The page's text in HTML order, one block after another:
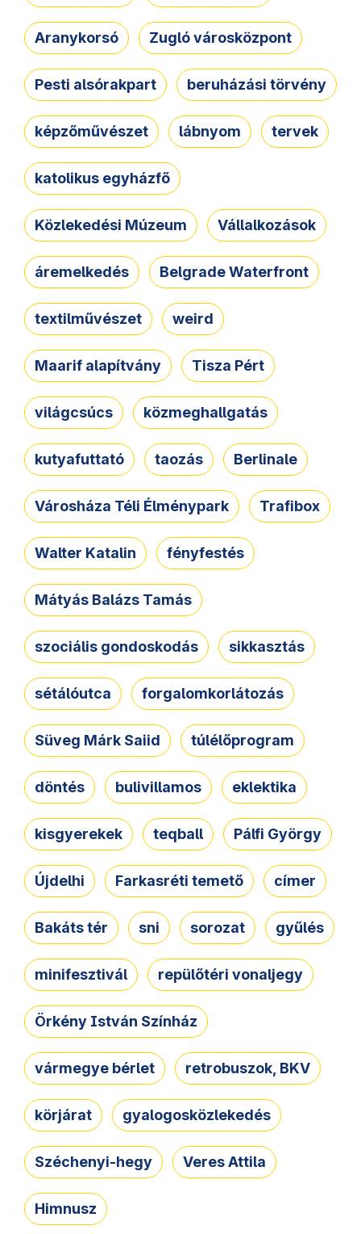
Aranykorsó Zugló városközpont
Pesti alsórakpart beruházási törvény
képzőművészet lábnyom tervek
katolikus egyházfő
Közlekedési Múzeum Vállalkozások
áremelkedés Belgrade Waterfront
textilművészet weird
Maarif alapítvány Tisza Pért
világcsúcs közmeghallgatás
kutyafuttató taozás Berlinale
Városháza Téli Élménypark Trafibox
Walter Katalin fényfestés
Mátyás Balázs Tamás
szociális gondoskodás sikkasztás
sétálóutca forgalomkorlátozás
Süveg Márk Saiid túlélőprogram
döntés bulivillamos eklektika
kisgyerekek teqball Pálfi György
Újdelhi Farkasréti temető címer
Bakáts tér sni sorozat gyűlés
minifesztivál repülőtéri vonaljegy
Örkény István Színház
vármegye bérlet retrobuszok, BKV
körjárat gyalogosközlekedés
Széchenyi-hegy Veres Attila
Himnusz